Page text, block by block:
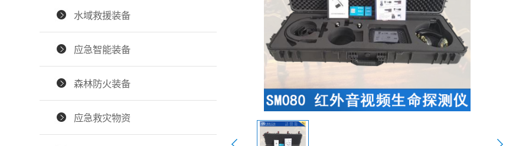
水域救援装备
应急智能装备
森林防火装备
应急救灾物资